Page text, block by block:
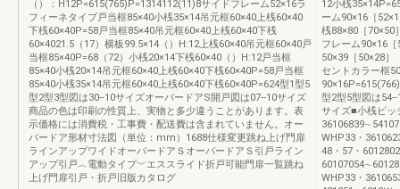
（）：H12P=615(765)P=1314112(11)8サイドフレーム52×16ラ
フィーネタイプ戸当框85×40小桟35×14吊元框60×40上桟60×40
下桟60×40P=58戸当框85×40吊元框60×40上桟60×40下桟
60×4021.5（17）横板99.5×14（）H:12上桟60×40吊元框60×40戸
当框85×40P=68（72）小桟20×14下桟60×40（）H:12戸当框
85×40小桟20×14吊元框60×40上桟60×40下桟60×40P=58戸当框
85×40小桟35×14吊元框60×40上桟60×40下桟60×40P=624型1型5
型2型3型図は30--10サイズオーバードアS開戸図は07--10サイズ
商品の色は印刷の性質上、実物と多少違うことがあります。表
示価格には消費税・工事費・配送費は含まれていません。オー
バードア形材寸法図（単位：mm）1688仕様変更跳ね上げ門扉
ラインアップワイドオーバードアＳオーバードアＳ引戸ライン
アップ引戸︿電動タイプ﹀エススライド折戸可能門扉一覧跳ね
上げ門扉引戸・折戸旧版カタログ
12小桟
ーム90×16［
桟88×80［70×50
フレーム90×16
50×39［50×28］
セントカラー框
型2型5型図は
サイズ■小桟ピッ
WHP33・
48・57・
WHP33・